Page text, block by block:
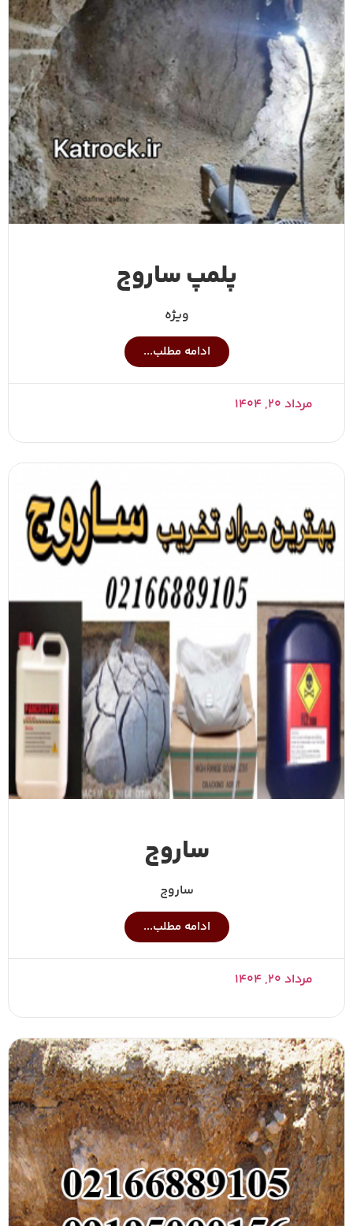
پلمپ ساروج
ویژه
ادامه مطلب...
مرداد ۲۰, ۱۴۰۴
ساروج
ساروج
ادامه مطلب...
مرداد ۲۰, ۱۴۰۴